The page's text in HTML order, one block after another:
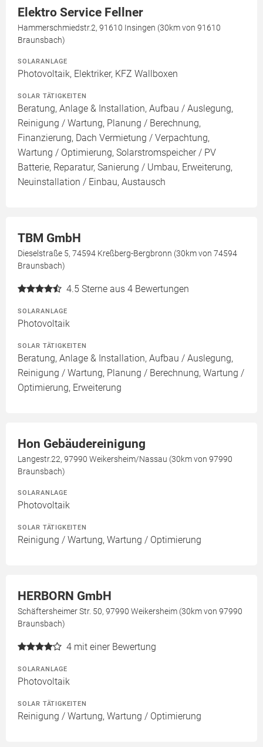
Elektro Service Fellner
Hammerschmiedstr.2, 91610 Insingen (30km von 91610
Braunsbach)
SOLARANLAGE
Photovoltaik, Elektriker, KFZ Wallboxen
SOLAR TÄTIGKEITEN
Beratung, Anlage & Installation, Aufbau / Auslegung,
Reinigung / Wartung, Planung / Berechnung,
Finanzierung, Dach Vermietung / Verpachtung,
Wartung / Optimierung, Solarstromspeicher / PV
Batterie, Reparatur, Sanierung / Umbau, Erweiterung,
Neuinstallation / Einbau, Austausch
TBM GmbH
Dieselstraße 5, 74594 Kreßberg-Bergbronn (30km von 74594
Braunsbach)
4.5 Sterne aus 4 Bewertungen
SOLARANLAGE
Photovoltaik
SOLAR TÄTIGKEITEN
Beratung, Anlage & Installation, Aufbau / Auslegung,
Reinigung / Wartung, Planung / Berechnung, Wartung /
Optimierung, Erweiterung
Hon Gebäudereinigung
Langestr.22, 97990 Weikersheim/Nassau (30km von 97990
Braunsbach)
SOLARANLAGE
Photovoltaik
SOLAR TÄTIGKEITEN
Reinigung / Wartung, Wartung / Optimierung
HERBORN GmbH
Schäftersheimer Str. 50, 97990 Weikersheim (30km von 97990
Braunsbach)
4 mit einer Bewertung
SOLARANLAGE
Photovoltaik
SOLAR TÄTIGKEITEN
Reinigung / Wartung, Wartung / Optimierung